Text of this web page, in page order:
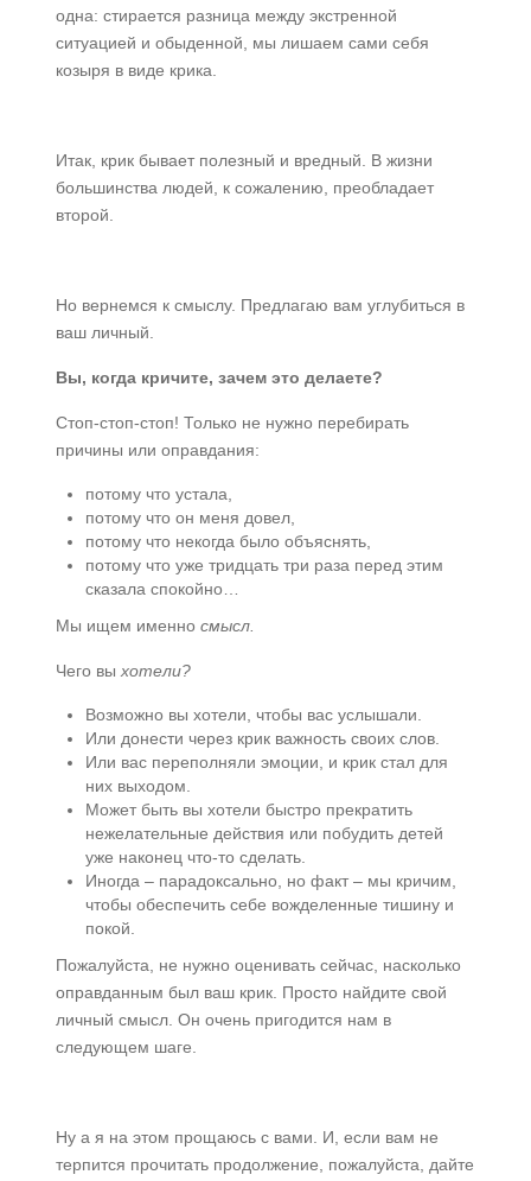
одна: стирается разница между экстренной
ситуацией и обыденной, мы лишаем сами себя
козыря в виде крика.
Итак, крик бывает полезный и вредный. В жизни
большинства людей, к сожалению, преобладает
второй.
Но вернемся к смыслу. Предлагаю вам углубиться в
ваш личный.
Вы, когда кричите, зачем это делаете?
Стоп-стоп-стоп! Только не нужно перебирать
причины или оправдания:
потому что устала,
потому что он меня довел,
потому что некогда было объяснять,
потому что уже тридцать три раза перед этим
сказала спокойно…
Мы ищем именно смысл.
Чего вы хотели?
Возможно вы хотели, чтобы вас услышали.
Или донести через крик важность своих слов.
Или вас переполняли эмоции, и крик стал для
них выходом.
Может быть вы хотели быстро прекратить
нежелательные действия или побудить детей
уже наконец что-то сделать.
Иногда – парадоксально, но факт – мы кричим,
чтобы обеспечить себе вожделенные тишину и
покой.
Пожалуйста, не нужно оценивать сейчас, насколько
оправданным был ваш крик. Просто найдите свой
личный смысл. Он очень пригодится нам в
следующем шаге.
Ну а я на этом прощаюсь с вами. И, если вам не
терпится прочитать продолжение, пожалуйста, дайте